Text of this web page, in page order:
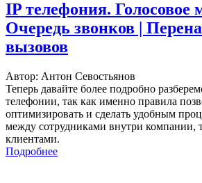
IP телефония. Голосовое
Очередь звонков |
вызовов
Автор: Антон Севостьянов
Теперь давайте более подробно
телефонии, так как именно правила
оптимизировать и сделать удобным
между сотрудниками внутри компании,
клиентами.
Подробнее